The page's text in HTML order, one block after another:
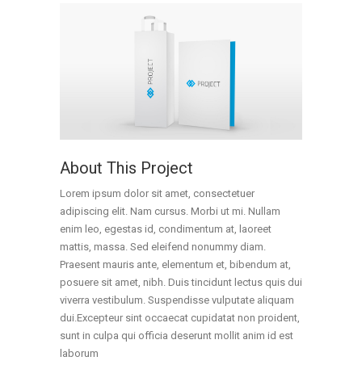
About This Project
Lorem ipsum dolor sit amet, consectetuer
adipiscing elit. Nam cursus. Morbi ut mi. Nullam
enim leo, egestas id, condimentum at, laoreet
mattis, massa. Sed eleifend nonummy diam.
Praesent mauris ante, elementum et, bibendum at,
posuere sit amet, nibh. Duis tincidunt lectus quis dui
viverra vestibulum. Suspendisse vulputate aliquam
dui.Excepteur sint occaecat cupidatat non proident,
sunt in culpa qui officia deserunt mollit anim id est
laborum